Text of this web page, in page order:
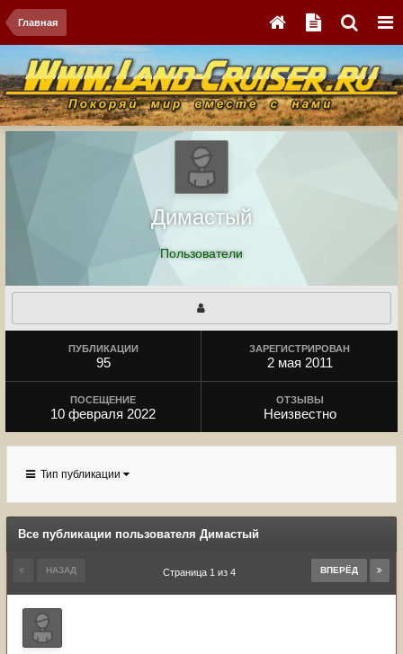
Главная
Димастый
Пользователи
ПУБЛИКАЦИИ
95
ЗАРЕГИСТРИРОВАН
2 мая 2011
ПОСЕЩЕНИЕ
10 февраля 2022
ОТЗЫВЫ
Неизвестно
Тип публикации
Все публикации пользователя Димастый
НАЗАД ВПЕРЁД
Страница 1 из 4